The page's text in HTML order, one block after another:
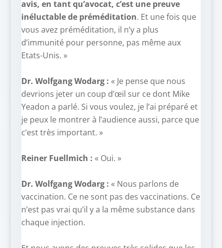
avis, en tant qu’avocat, c’est une preuve
inéluctable de préméditation. Et une fois que
vous avez préméditation, il n’y a plus
d’immunité pour personne, pas même aux
Etats-Unis. »
Dr. Wolfgang Wodarg : « Je pense que nous
devrions jeter un coup d’œil sur ce dont Mike
Yeadon a parlé. Si vous voulez, je l’ai préparé et
je peux le montrer à l’audience aussi, parce que
c’est très important. »
Reiner Fuellmich : « Oui. »
Dr. Wolfgang Wodarg : « Nous parlons de
vaccination. Ce ne sont pas des vaccinations. Ce
n’est pas vrai qu’il y a la même substance dans
chaque injection.